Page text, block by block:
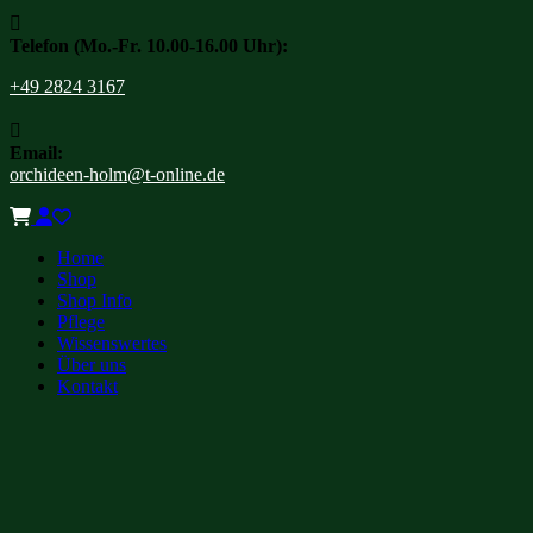

Telefon (Mo.-Fr. 10.00-16.00 Uhr):
+49 2824 3167

Email:
orchideen-holm@t-online.de
Home
Shop
Shop Info
Pflege
Wissenswertes
Über uns
Kontakt